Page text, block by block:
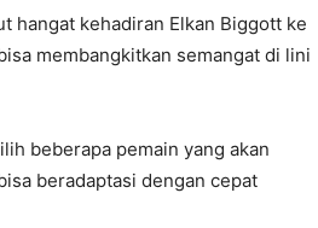
hangat kehadiran Elkan Biggott ke
membangkitkan semangat di lini
beberapa pemain yang akan
beradaptasi dengan cepat